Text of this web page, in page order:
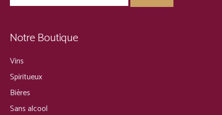
Notre Boutique
Vins
Spiritueux
Bières
Sans alcool